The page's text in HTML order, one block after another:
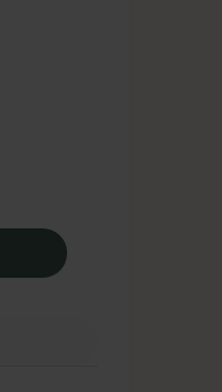
Lice Comb,